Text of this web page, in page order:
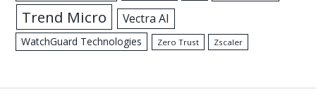
Trend Micro Vectra AI
WatchGuard Technologies Zero Trust Zscaler